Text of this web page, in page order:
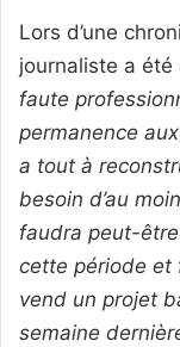
Lors d’une
journaliste a été
faute
permanence
a tout à
besoin d’au
faudra peut-
cette période et
vend un projet
semaine